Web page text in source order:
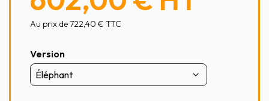
Au prix de 722,40 € TTC
Version